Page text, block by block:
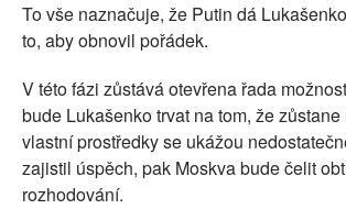
To vše naznačuje, že Putin dá
to, aby obnovil pořádek.
V této fázi zůstává otevřena řada
bude Lukašenko trvat na tom, že
vlastní prostředky se ukážou
zajistil úspěch, pak Moskva bude čelit
rozhodování.